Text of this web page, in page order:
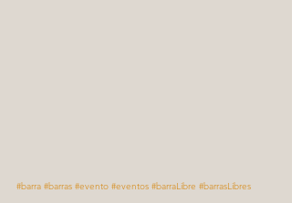
#barra #barras #evento #eventos #barraLibre #barrasLibres